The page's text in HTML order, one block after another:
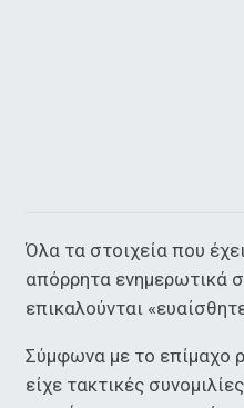
Όλα τα στοιχεία που
απόρρητα ενημερωτικά
επικαλούνται
Σύμφωνα με το επίμαχο
είχε τακτικές